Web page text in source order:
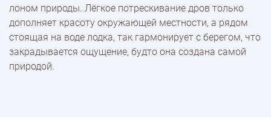
Оплата
лоном природы. Лёгкое потрескивание дров только
дополняет красоту окружающей местности, а рядом
стоящая на воде лодка, так гармонирует с берегом, что
закрадывается ощущение, будто она создана самой
природой.